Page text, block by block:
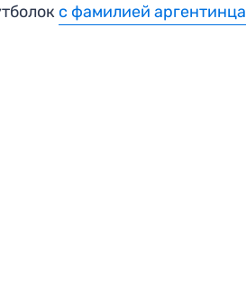
с фамилией аргентинца